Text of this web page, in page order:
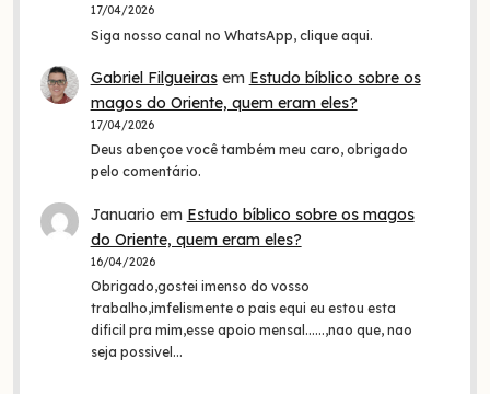
17/04/2026
Siga nosso canal no WhatsApp, clique aqui.
Gabriel Filgueirasem Estudo bíblico sobre os
magos do Oriente, quem eram eles?
17/04/2026
Deus abençoe você também meu caro, obrigado
pelo comentário.
Januario em Estudo bíblico sobre os magos
do Oriente, quem eram eles?
16/04/2026
Obrigado,gostei imenso do vosso
trabalho,imfelismente o pais equi eu estou esta
dificil pra mim,esse apoio mensal......,nao que, nao
seja possivel…